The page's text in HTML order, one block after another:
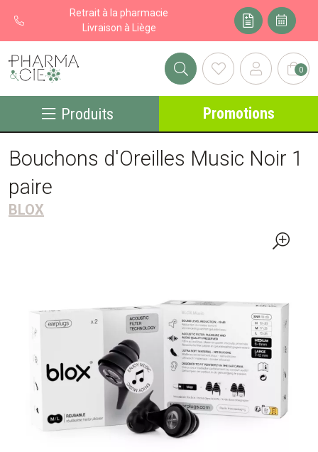
Retrait à la pharmacie
Livraison à Liège
Pharma&cie - Pharmacie des Franchises Votre export 0
Produits Promotions
Bouchons d'Oreilles Music Noir 1
paire
BLOX